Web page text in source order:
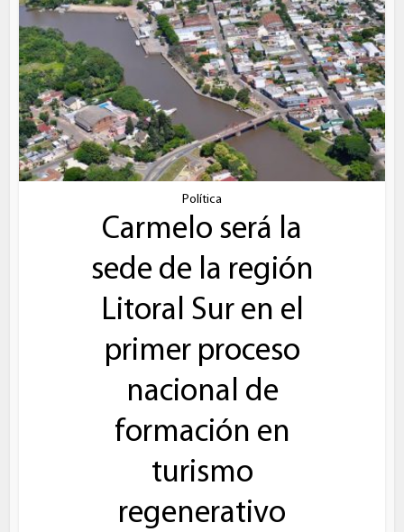
Política
Carmelo será la
sede de la región
Litoral Sur en el
primer proceso
nacional de
formación en
turismo
regenerativo